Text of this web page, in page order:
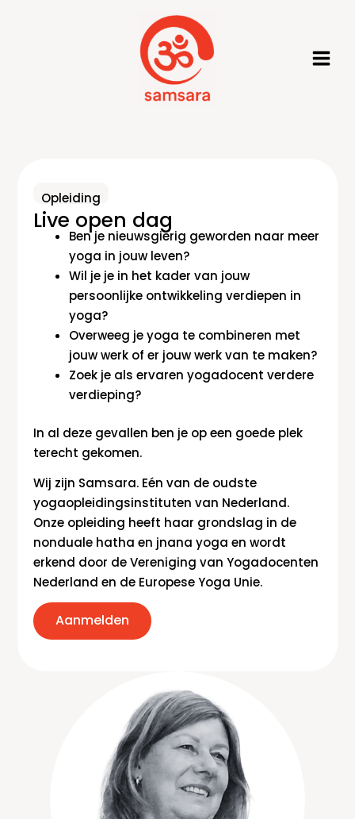
Opleiding
Live open dag
Ben je nieuwsgierig geworden naar meer
yoga in jouw leven?
Wil je je in het kader van jouw
persoonlijke ontwikkeling verdiepen in
yoga?
Overweeg je yoga te combineren met
jouw werk of er jouw werk van te maken?
Zoek je als ervaren yogadocent verdere
verdieping?
In al deze gevallen ben je op een goede plek
terecht gekomen.
Wij zijn Samsara. Eén van de oudste
yogaopleidingsinstituten van Nederland.
Onze opleiding heeft haar grondslag in de
nonduale hatha en jnana yoga en wordt
erkend door de Vereniging van Yogadocenten
Nederland en de Europese Yoga Unie.
Aanmelden